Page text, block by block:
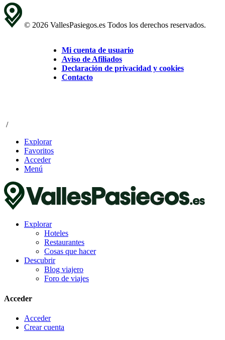
© 2026 VallesPasiegos.es Todos los derechos reservados.
Mi cuenta de usuario
Aviso de Afiliados
Declaración de privacidad y cookies
Contacto
/
Explorar
Favoritos
Acceder
Menú
Explorar
Hoteles
Restaurantes
Cosas que hacer
Descubrir
Blog viajero
Foro de viajes
Acceder
Acceder
Crear cuenta